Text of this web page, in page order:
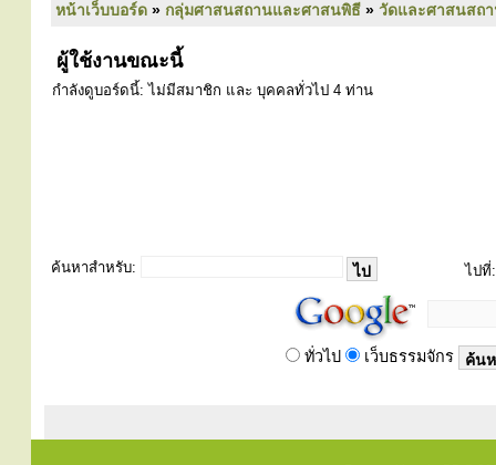
หน้าเว็บบอร์ด » กลุ่มศาสนสถานและศาสนพิธี » วัดและศาสนสถ
ผู้ใช้งานขณะนี้
กำลังดูบอร์ดนี้: ไม่มีสมาชิก และ บุคคลทั่วไป 4 ท่าน
ค้นหาสำหรับ: ไปที่:
ทั่วไป เว็บธรรมจักร